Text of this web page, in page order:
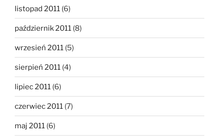
listopad 2011 (6)
październik 2011 (8)
wrzesień 2011 (5)
sierpień 2011 (4)
lipiec 2011 (6)
czerwiec 2011 (7)
maj 2011 (6)